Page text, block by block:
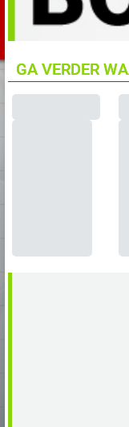
GA VERDER